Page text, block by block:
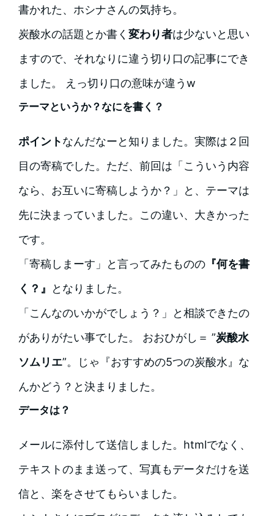
書かれた、ホシナさんの気持ち。
炭酸水の話題とか書く 変わり者は少ないと思い
ますので、それなりに違う切り口の記事にでき
ました。 えっ切り口の意味が違うw
テーマというか？なにを書く？
ポイントなんだなーと知りました。実際は２回
目の寄稿でした。ただ、前回は「こういう内容
なら、お互いに寄稿しようか？」と、テーマは
先に決まっていました。この違い、大きかった
です。
「寄稿しまーす」と言ってみたものの『何を書
く？』
となりました。
「こんなのいかがでしょう？」と相談できたの
がありがたい事でした。 おおひがし＝ ”炭酸水
ソムリエ”。じゃ『おすすめの5つの炭酸水』な
んかどう？と決まりました。
データは？
メールに添付して送信しました。htmlでなく、
テキストのまま送って、写真もデータだけを送
信と、楽をさせてもらいました。